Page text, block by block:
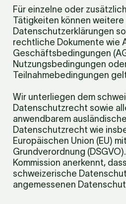
Für einzelne oder
Tätigkeiten können weitere
Datenschutzerklärungen
rechtliche Dokumente wie
Geschäftsbedingungen
Nutzungsbedingungen
Teilnahmebedingungen
Wir unterliegen dem
Datenschutzrecht sowie
anwendbarem
Datenschutzrecht wie
Europäischen Union (EU)
Grundverordnung
Kommission anerkennt,
schweizerische
angemessenen